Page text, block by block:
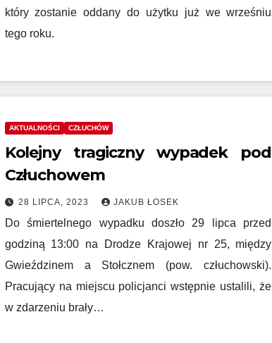
który zostanie oddany do użytku już we wrześniu
tego roku.
AKTUALNOŚCI CZŁUCHÓW
Kolejny tragiczny wypadek pod
Człuchowem
28 LIPCA, 2023 JAKUB ŁOSEK
Do śmiertelnego wypadku doszło 29 lipca przed
godziną 13:00 na Drodze Krajowej nr 25, między
Gwieździnem a Stołcznem (pow. człuchowski).
Pracujący na miejscu policjanci wstępnie ustalili, że
w zdarzeniu brały…